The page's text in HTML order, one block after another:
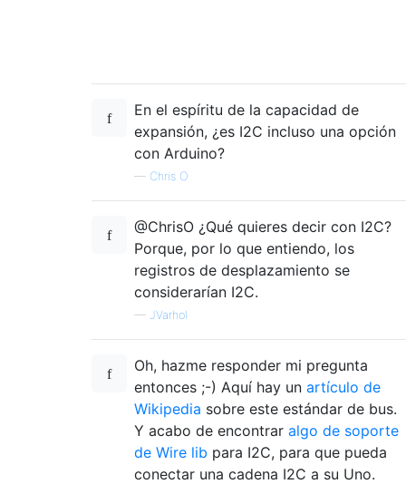
En el espíritu de la capacidad de
expansión, ¿es I2C incluso una opción
con Arduino?
— Chris O
@ChrisO ¿Qué quieres decir con I2C?
Porque, por lo que entiendo, los
registros de desplazamiento se
considerarían I2C.
— JVarhol
Oh, hazme responder mi pregunta
entonces ;-) Aquí hay un artículo de
Wikipedia sobre este estándar de bus.
Y acabo de encontrar algo de soporte
de Wire lib para I2C, para que pueda
conectar una cadena I2C a su Uno.